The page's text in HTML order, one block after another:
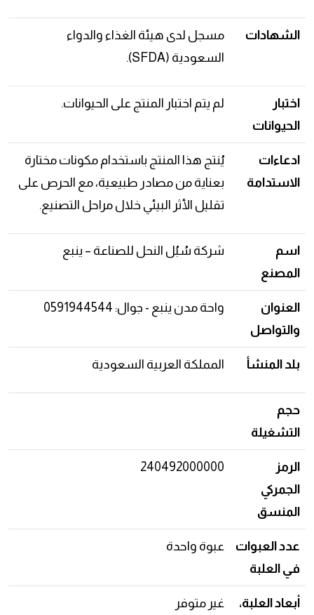
الشهادات
مسجل لدى هيئة الغذاء والدواء
السعودية (SFDA).
اختبار
الحيوانات
لم يتم اختبار المنتج على الحيوانات.
ادعاءات
الاستدامة
يُنتج هذا المنتج باستخدام مكونات مختارة
بعناية من مصادر طبيعية، مع الحرص على
تقليل الأثر البيئي خلال مراحل التصنيع.
اسم
المصنع
شركة سُبُل النحل للصناعة – ينبع
العنوان
والتواصل
واحة مدن ينبع - جوال: 0591944544
بلد المنشأ المملكة العربية السعودية
حجم
التشغيلة
الرمز
الجمركي
المنسق
240492000000
عدد العبوات
في العلبة
عبوة واحدة
أبعاد العلبة، غير متوفر